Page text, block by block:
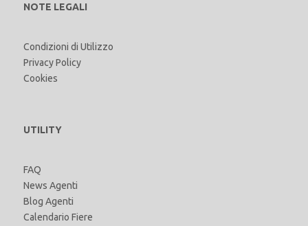
NOTE LEGALI
Condizioni di Utilizzo
Privacy Policy
Cookies
UTILITY
FAQ
News Agenti
Blog Agenti
Calendario Fiere